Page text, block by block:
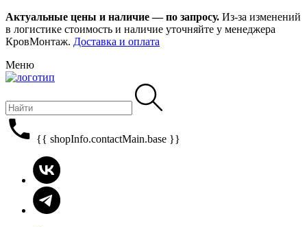
Актуальные цены и наличие — по запросу. Из-за изменений
в логистике стоимость и наличие уточняйте у менеджера
КровМонтаж. Доставка и оплата
Меню
{{ shopInfo.contactMain.base }}